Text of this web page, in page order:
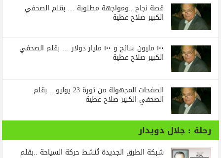
قصة نجاح ..ومواجهة مطلوبة … بقلم الصحفي
الكبير صلاح عطية
١٠٠ مليون سائح و ١٠٠ مليار دولار … بقلم الصحفي
الكبير صلاح عطية
الصفحات المجهولة من ثورة 23 يوليو .. بقلم
الصحفي الكبير صلاح عطية
رحلة : جلال دويدار
شبكة الطرق الجديدة تُنشط حركة السياحة ..بقلم